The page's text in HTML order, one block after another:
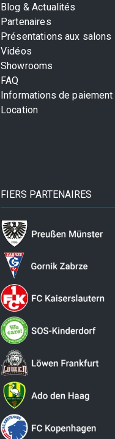
Blog & Actualités
Partenaires
Présentations aux salons
Vidéos
Showrooms
FAQ
Informations de paiement
Location
FIERS PARTENAIRES